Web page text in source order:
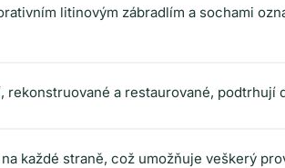
litinovým zábradlím a sochami
rekonstruované a restaurované, podtrhují
každé straně, což umožňuje veškerý